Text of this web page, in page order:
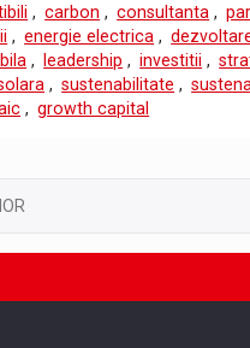
, carbon , consultanta ,
, energie electrica ,
, leadership , investitii ,
, sustenabilitate ,
, growth capital